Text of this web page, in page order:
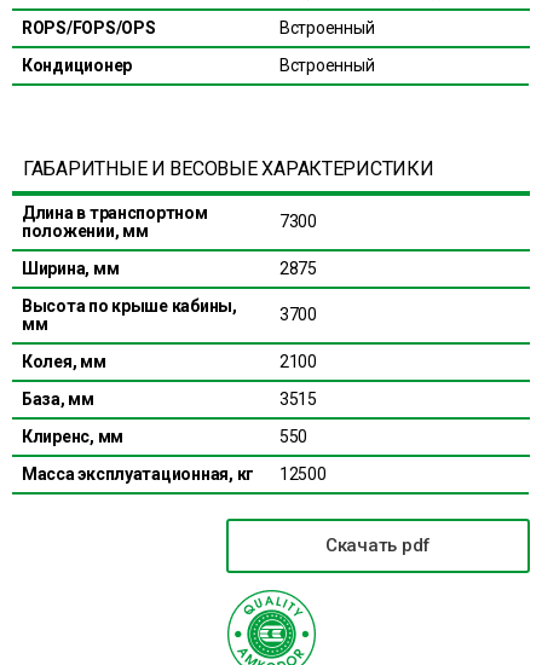
ROPS/FOPS/OPS
Встроенный
Кондиционер
Встроенный
ГАБАРИТНЫЕ И ВЕСОВЫЕ ХАРАКТЕРИСТИКИ
Длина в транспортном
положении, мм
7300
Ширина, мм
2875
Высота по крыше кабины,
мм
3700
Колея, мм
2100
База, мм
3515
Клиренс, мм
550
Масса эксплуатационная, кг
12500
Скачать pdf